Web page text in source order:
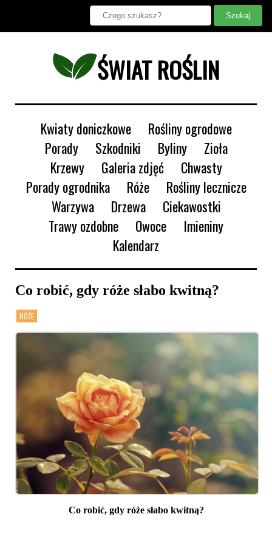
ŚWIAT ROŚLIN
Kwiaty doniczkowe
Rośliny ogrodowe
Porady
Szkodniki Byliny
Zioła
Krzewy
Galeria zdjęć
Chwasty
Porady ogrodnika
Róże
Rośliny lecznicze
Warzywa
Drzewa
Ciekawostki
Trawy ozdobne
Owoce
Imieniny
Kalendarz
Co robić, gdy róże słabo kwitną?
RÓŻE
Co robić, gdy róże słabo kwitną?